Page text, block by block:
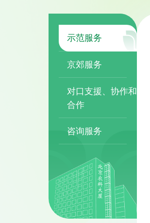
示范服务
京郊服务
对口支援、协作和
合作
咨询服务